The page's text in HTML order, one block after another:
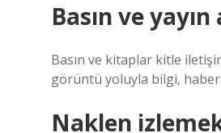
Basın ve
Basın ve kitaplar kitle
görüntü yoluyla bilgi, haber
Naklen